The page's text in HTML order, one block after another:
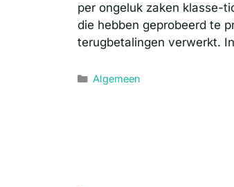
per ongeluk zaken klasse-
die hebben geprobeerd te
terugbetalingen verwerkt.
Categorieën
Algemeen